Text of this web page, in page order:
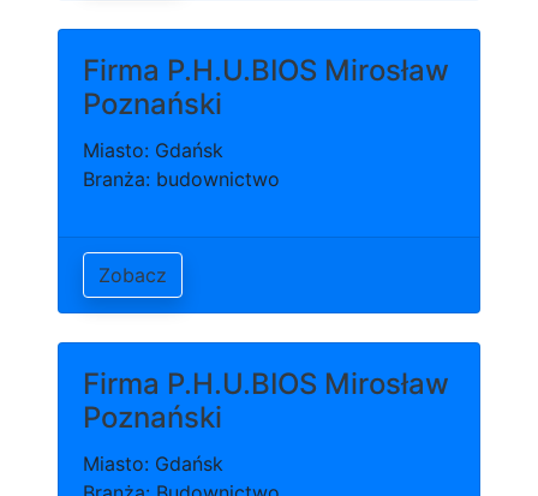
Firma P.H.U.BIOS Mirosław
Poznański
Miasto: Gdańsk
Branża: budownictwo
Zobacz
Firma P.H.U.BIOS Mirosław
Poznański
Miasto: Gdańsk